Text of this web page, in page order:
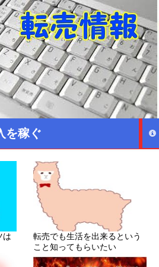
を稼ぐ
は
転売でも生活を出来るという
こと知ってもらいたい